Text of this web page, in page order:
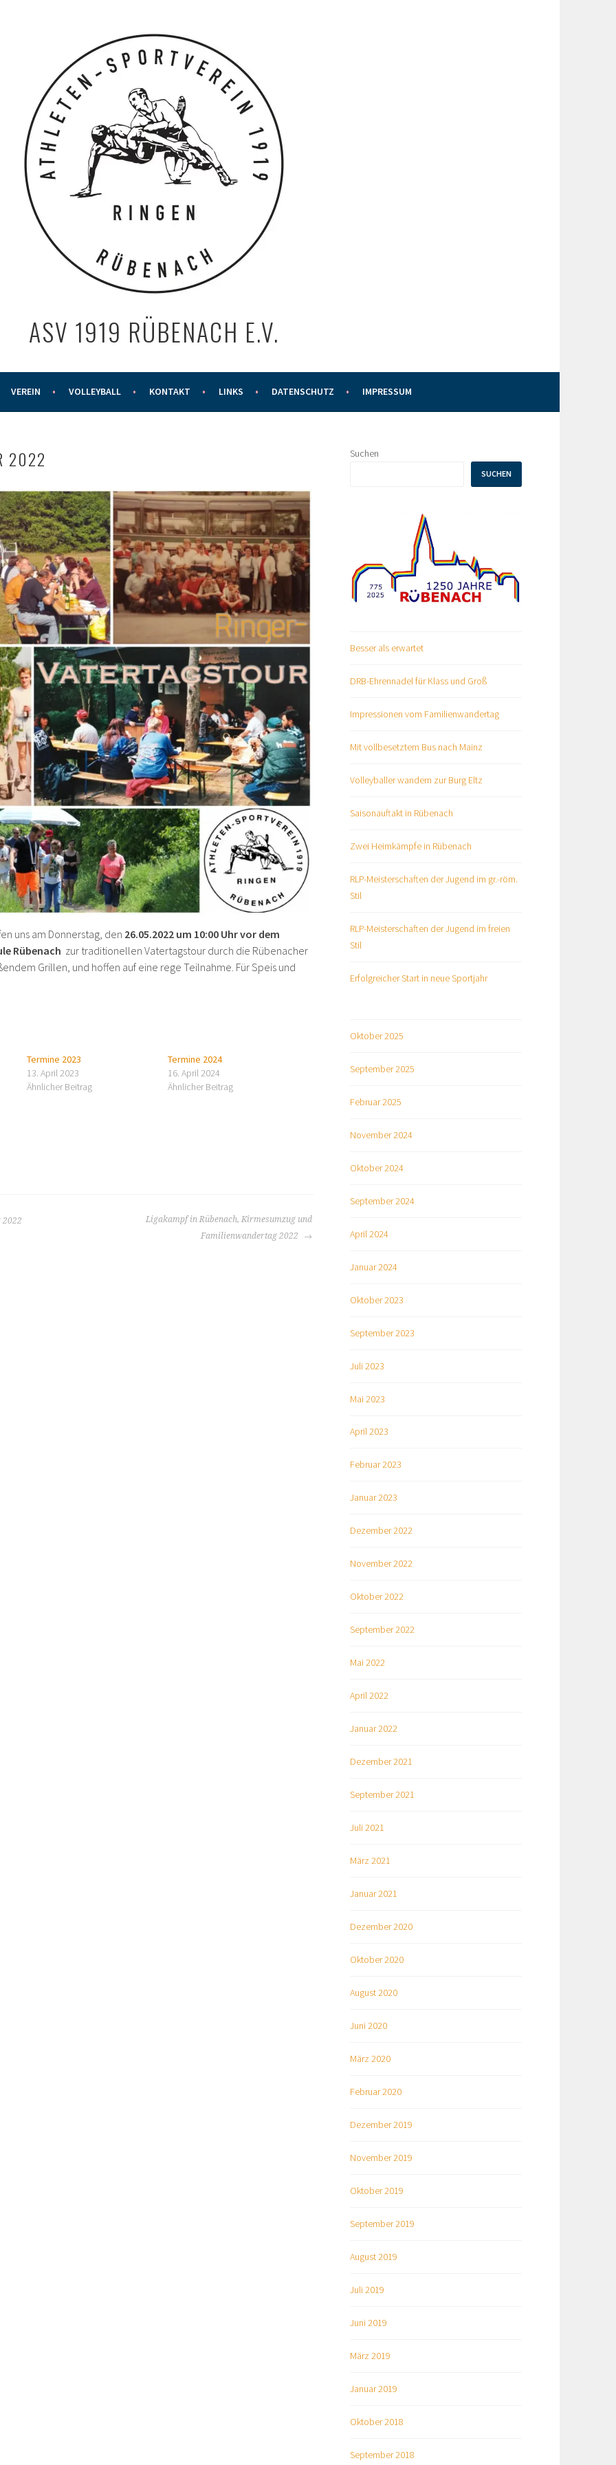
ASV 1919 RÜBENACH E.V.
VEREIN VOLLEYBALL KONTAKT LINKS DATENSCHUTZ IMPRESSUM
2022
uns am Donnerstag, den 26.05.2022 um 10:00 Uhr vor dem
Rübenach zur traditionellen Vatertagstour durch die Rübenacher
Grillen, und hoffen auf eine rege Teilnahme. Für Speis und
Termine 2023
13. April 2023
Ähnlicher Beitrag
Termine 2024
16. April 2024
Ähnlicher Beitrag
2022
Ligakampf in Rübenach, Kirmesumzug und
Familienwandertag 2022
Suchen
SUCHEN
Besser als erwartet
DRB-Ehrennadel für Klass und Groß
Impressionen vom Familienwandertag
Mit vollbesetztem Bus nach Mainz
Volleyballer wandern zur Burg Eltz
Saisonauftakt in Rübenach
Zwei Heimkämpfe in Rübenach
RLP-Meisterschaften der Jugend im gr.-röm.
Stil
RLP-Meisterschaften der Jugend im freien
Stil
Erfolgreicher Start in neue Sportjahr
Oktober 2025
September 2025
Februar 2025
November 2024
Oktober 2024
September 2024
April 2024
Januar 2024
Oktober 2023
September 2023
Juli 2023
Mai 2023
April 2023
Februar 2023
Januar 2023
Dezember 2022
November 2022
Oktober 2022
September 2022
Mai 2022
April 2022
Januar 2022
Dezember 2021
September 2021
Juli 2021
März 2021
Januar 2021
Dezember 2020
Oktober 2020
August 2020
Juni 2020
März 2020
Februar 2020
Dezember 2019
November 2019
Oktober 2019
September 2019
August 2019
Juli 2019
Juni 2019
März 2019
Januar 2019
Oktober 2018
September 2018